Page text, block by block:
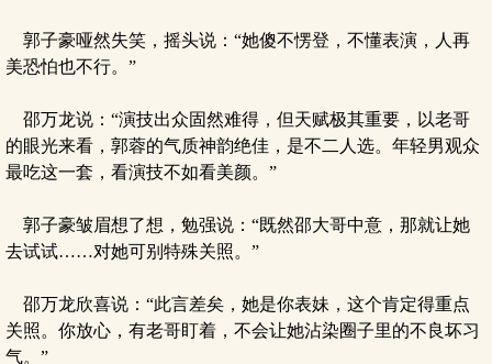
郭子豪哑然失笑，摇头说：“她傻不愣登，不懂表演，人再
美恐怕也不行。”
邵万龙说：“演技出众固然难得，但天赋极其重要，以老哥
的眼光来看，郭蓉的气质神韵绝佳，是不二人选。年轻男观众
最吃这一套，看演技不如看美颜。”
郭子豪皱眉想了想，勉强说：“既然邵大哥中意，那就让她
去试试……对她可别特殊关照。”
邵万龙欣喜说：“此言差矣，她是你表妹，这个肯定得重点
关照。你放心，有老哥盯着，不会让她沾染圈子里的不良坏习
气。”